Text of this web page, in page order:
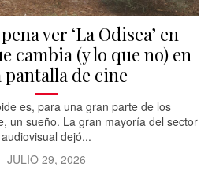
ver ‘La Odisea’ en
cambia (y lo que no) en
pantalla de cine
es, para una gran parte de los
un sueño. La gran mayoría del sector
audiovisual dejó...
JULIO 29, 2026